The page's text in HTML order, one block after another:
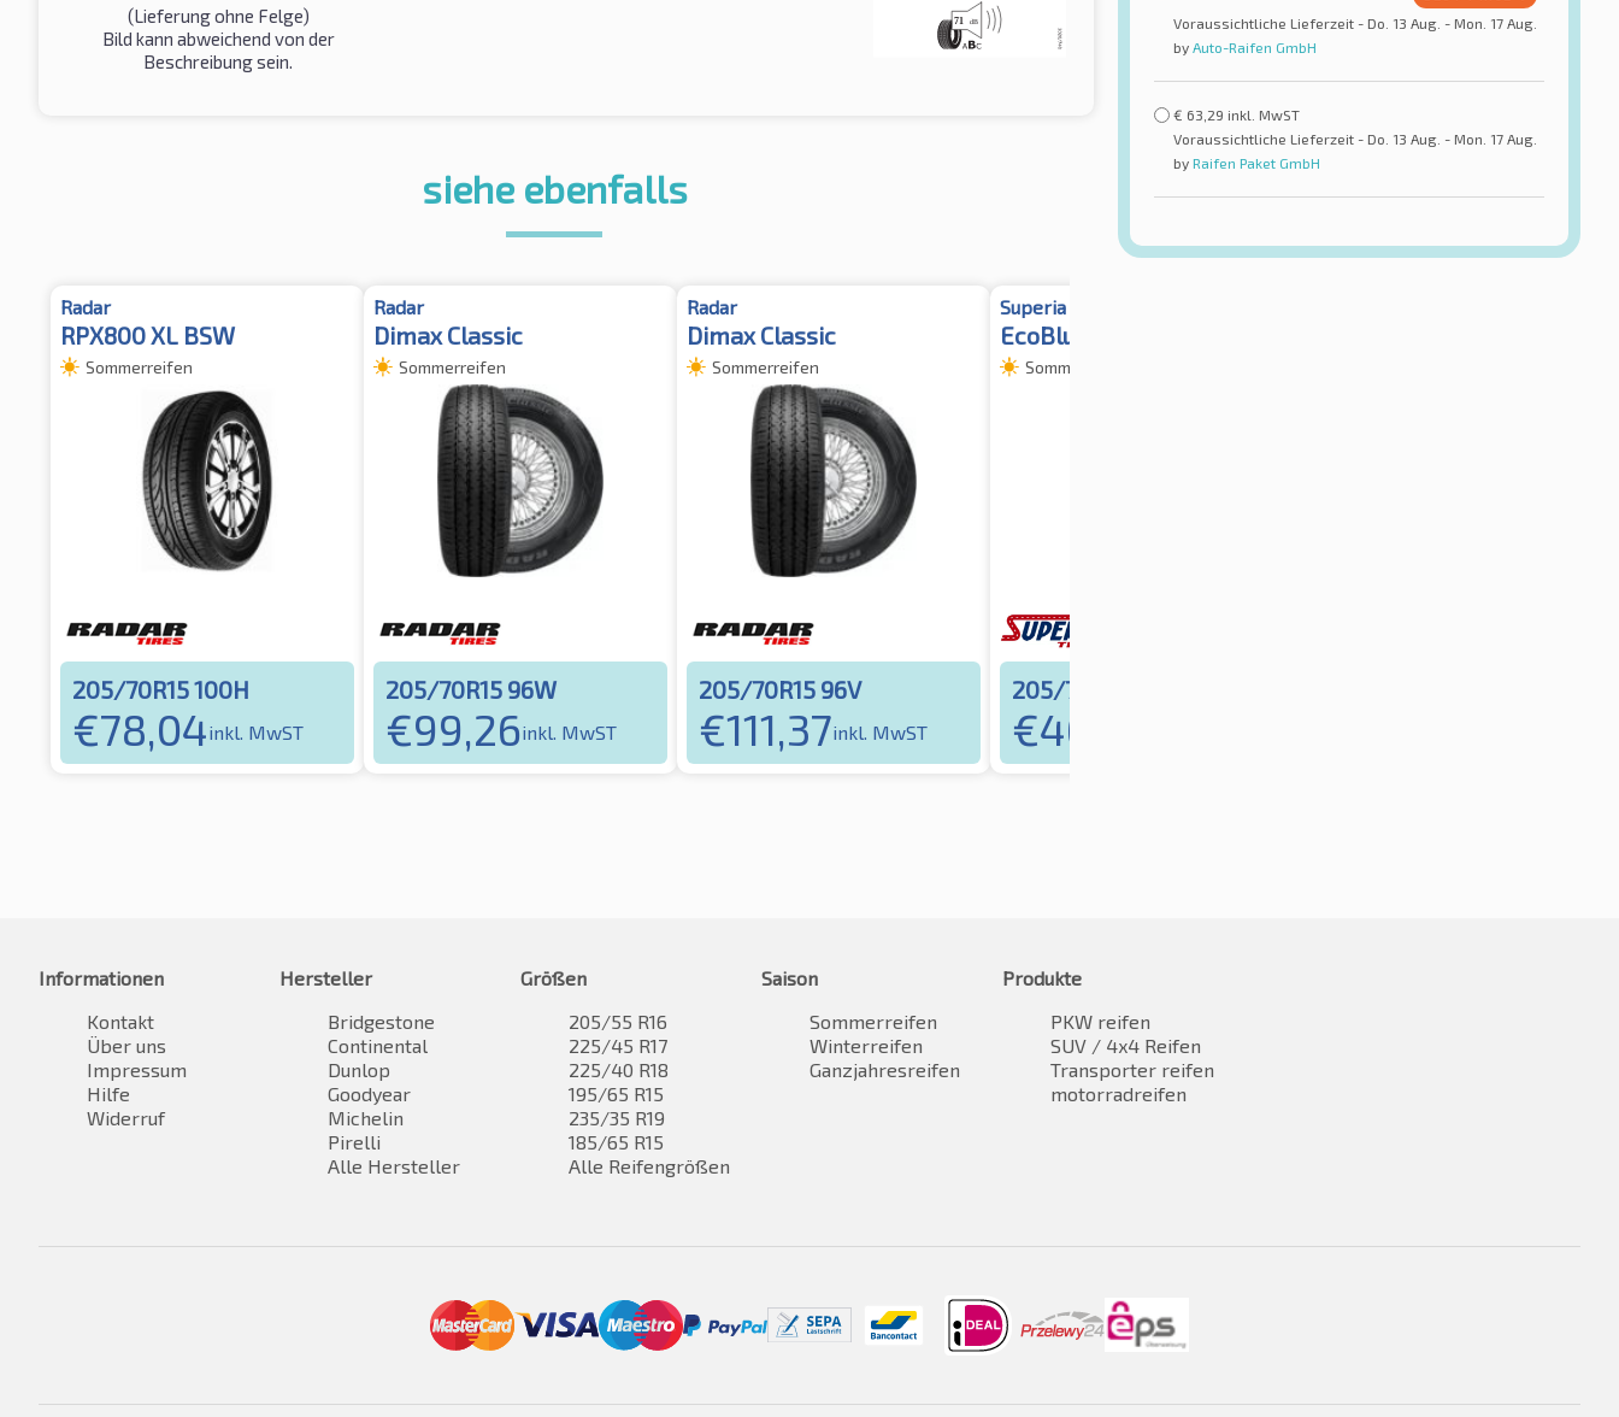
(Lieferung ohne Felge)
Bild kann abweichend von der
Beschreibung sein.
Voraussichtliche Lieferzeit - Do. 13 Aug. - Mon. 17 Aug.
by Auto-Raifen GmbH
€ 63,29 inkl. MwST
Voraussichtliche Lieferzeit - Do. 13 Aug. - Mon. 17 Aug.
by Raifen Paket GmbH
siehe ebenfalls
Radar
RPX800 XL BSW
Sommerreifen
205/70R15 100H
€78,04inkl. MwST
Radar
Dimax Classic
Sommerreifen
205/70R15 96W
€99,26inkl. MwST
Radar
Dimax Classic
Sommerreifen
205/70R15 96V
€111,37inkl. MwST
Superia
EcoBlue HP
Sommerreifen
205/70R15 96H
€46,09
Informationen
Kontakt
Über uns
Impressum
Hilfe
Widerruf
Hersteller
Bridgestone
Continental
Dunlop
Goodyear
Michelin
Pirelli
Alle Hersteller
Größen
205/55 R16
225/45 R17
225/40 R18
195/65 R15
235/35 R19
185/65 R15
Alle Reifengrößen
Saison
Sommerreifen
Winterreifen
Ganzjahresreifen
Produkte
PKW reifen
SUV / 4x4 Reifen
Transporter reifen
motorradreifen